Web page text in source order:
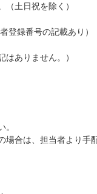
土日祝を除く）
登録番号の記載あり）
ありません。）
場合は、担当者より手